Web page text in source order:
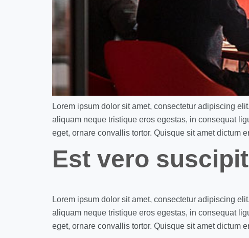
Lorem ipsum dolor sit amet, consectetur adipiscing
aliquam neque tristique eros egestas, in consequat
eget, ornare convallis tortor. Quisque sit amet dictum
Est vero
Lorem ipsum dolor sit amet, consectetur adipiscing
aliquam neque tristique eros egestas, in consequat
eget, ornare convallis tortor. Quisque sit amet dictum